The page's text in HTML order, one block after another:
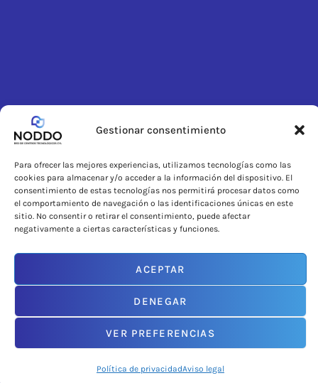
Gestionar consentimiento
Para ofrecer las mejores experiencias, utilizamos tecnologías como las
cookies para almacenar y/o acceder a la información del dispositivo. El
consentimiento de estas tecnologías nos permitirá procesar datos como
el comportamiento de navegación o las identificaciones únicas en este
sitio. No consentir o retirar el consentimiento, puede afectar
negativamente a ciertas características y funciones.
ACEPTAR
DENEGAR
VER PREFERENCIAS
Política de privacidadAviso legal
SUSCRÍBETE